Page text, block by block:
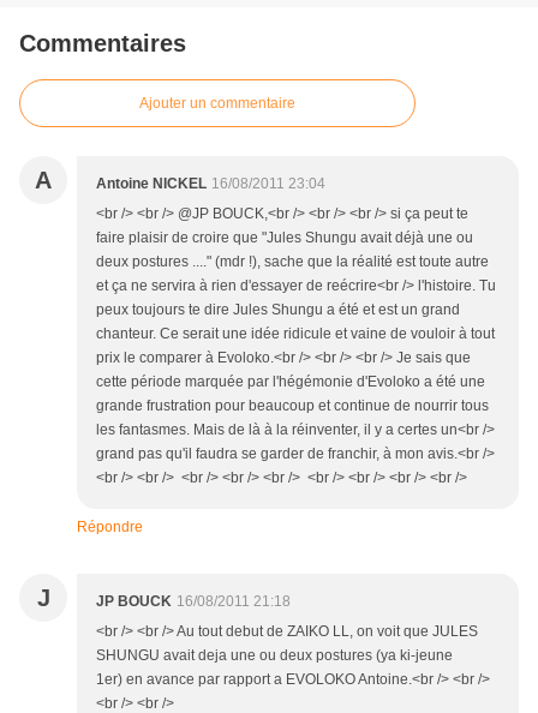
Commentaires
Ajouter un commentaire
A Antoine NICKEL 16/08/2011 23:04
<br /> <br /> @JP BOUCK,<br /> <br /> <br /> si ça peut te
faire plaisir de croire que "Jules Shungu avait déjà une ou
deux postures ...." (mdr !), sache que la réalité est toute autre
et ça ne servira à rien d'essayer de reécrire<br /> l'histoire. Tu
peux toujours te dire Jules Shungu a été et est un grand
chanteur. Ce serait une idée ridicule et vaine de vouloir à tout
prix le comparer à Evoloko.<br /> <br /> <br /> Je sais que
cette période marquée par l'hégémonie d'Evoloko a été une
grande frustration pour beaucoup et continue de nourrir tous
les fantasmes. Mais de là à la réinventer, il y a certes un<br />
grand pas qu'il faudra se garder de franchir, à mon avis.<br />
<br /> <br /> <br /> <br /> <br /> <br /> <br /> <br /> <br />
Répondre
J JP BOUCK 16/08/2011 21:18
<br /> <br /> Au tout debut de ZAIKO LL, on voit que JULES
SHUNGU avait deja une ou deux postures (ya ki-jeune
1er) en avance par rapport a EVOLOKO Antoine.<br /> <br />
<br /> <br />